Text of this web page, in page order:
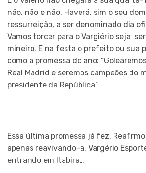
não, não e não. Haverá, sim o seu
ressurreição, a ser denominado dia
Vamos torcer para o Vargiério seja
mineiro. E na festa o prefeito ou sua
como a promessa do ano:
Real Madrid e seremos campeões do
presidente da República”.
Essa última promessa já fez.
apenas reavivando-a. Vargério
entrando em Itabira…